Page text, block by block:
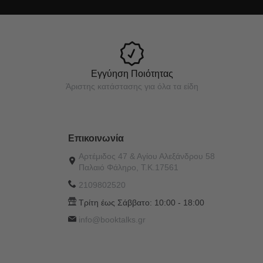
Εγγύηση Ποιότητας
Άριστης κατάστασης για όλα τα είδη
Επικοινωνία
Αρτέμιδος 47 & Αγίου Αλεξάνδρου 58
Παλαιό Φάληρο, Τ.Κ.17561
2109802520
Τρίτη έως Σάββατο: 10:00 - 18:00
info@booktalks.gr